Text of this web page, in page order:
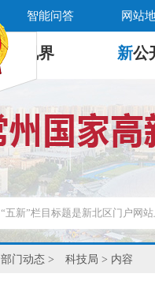
智能问答 网站
新 视界 新公
部门动态 > 科技局 > 内容